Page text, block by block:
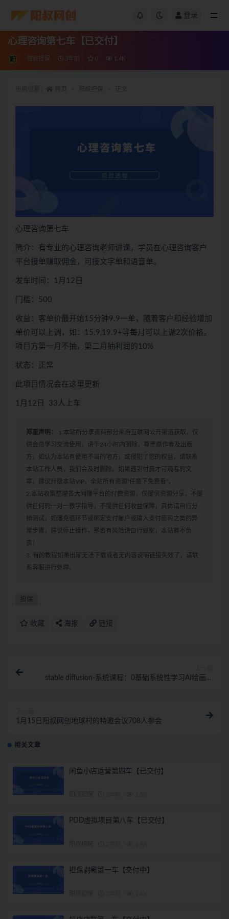
登录
心理咨询第七车【已交付】
阳叔担保 3年前 0 1.4K
心理咨询第七车
简介：有专业的心理咨询老师讲课，学员在心理咨询客户
平台接单赚取佣金，可接文字单和语音单。
发车时间：1月12日
门槛：500
收益：客单价最开始15分钟9.9一单，随着客户和经验增加
单价可以上调，如：15.9,19.9+等每月可以上调2次价格。
项目方第一月不抽，第二月抽利润的10%
状态：正常
此项目情况会在这里更新
1月12日 33人上车
郑重声明：
1.本站所分享资料部分来自互联网公开渠道获取，仅
供会员学习交流使用，请于24小时内删除，尊重原作者及出版
方，如认为本站有使用不当的地方，或侵犯了您的权益，请联系
本站工作人员，我们会及时删除。如果遇到付费才可观看的文
章，建议升级本站VIP，全站所有资源“任意下免费看”。
2.本站收集整理各大网赚平台的付费资源，仅提供资源分享，不提
供任何的一对一教学指导，不提供任何收益保障，具体请自行分
辨测试，如遇充值环节或绑定支付账户或输入支付密码之类的异
常步骤，建议停止操作，是否有风险请自行甄别，本站概不负
责！
3. 有的教程如果出现无法下载或者无内容说明链接失效了，请联
系客服进行处理。
担保
收藏 海报 链接
stable diffusion-系统课程：0基础系统性学习AI绘画，
1月15日阳叔网创地球村的特邀会议708人参会
相关文章
闲鱼小店运营第四车【已交付】
PDD虚拟项目第八车【已交付】
担保剥离第一车【交付中】